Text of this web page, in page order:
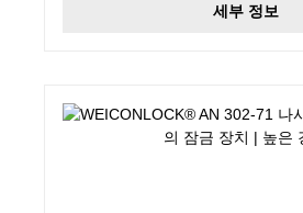
세부 정보